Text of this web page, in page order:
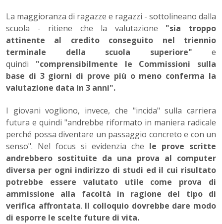
La maggioranza di ragazze e ragazzi - sottolineano dalla
scuola - ritiene che la valutazione "sia troppo
attinente al credito conseguito nel triennio
terminale della scuola superiore" e
quindi "comprensibilmente le Commissioni sulla
base di 3 giorni di prove più o meno conferma la
valutazione data in 3 anni".
I giovani vogliono, invece, che "incida" sulla carriera
futura e quindi "andrebbe riformato in maniera radicale
perché possa diventare un passaggio concreto e con un
senso". Nel focus si evidenzia che le prove scritte
andrebbero sostituite da una prova al computer
diversa per ogni indirizzo di studi ed il cui risultato
potrebbe essere valutato utile come prova di
ammissione alla facoltà in ragione del tipo di
verifica affrontata. Il colloquio dovrebbe dare modo
di esporre le scelte future di vita.